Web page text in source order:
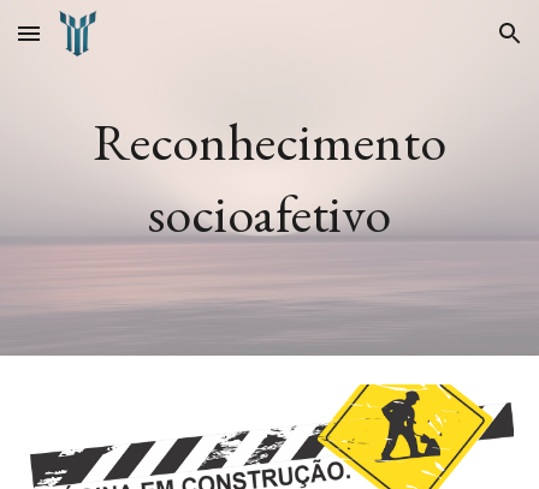
Skip to main content Skip to navigation
Reconhecimento
socioafetivo